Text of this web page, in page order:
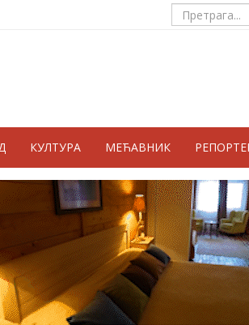
КУЛТУРА МЕЋАВНИК